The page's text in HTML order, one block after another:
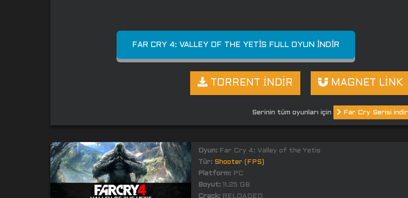
FAR CRY 4: VALLEY OF THE YETIS FULL OYUN İNDIR
MAGNET LİNK
TORRENT İNDİR
Serinin tüm oyunları için Far Cry Serisi indir
Oyun:Far Cry 4: Valley of the Yetis
Tür: Shooter (FPS)
Platform:PC
Boyut:11.25 GB
Crack:RELOADED